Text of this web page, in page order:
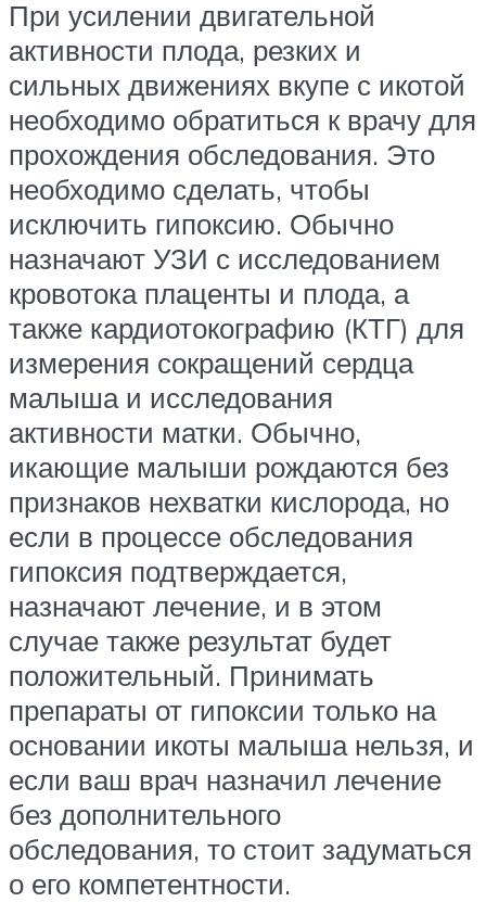
При усилении двигательной
активности плода, резких и
сильных движениях вкупе с икотой
необходимо обратиться к врачу для
прохождения обследования. Это
необходимо сделать, чтобы
исключить гипоксию. Обычно
назначают УЗИ с исследованием
кровотока плаценты и плода, а
также кардиотокографию (КТГ) для
измерения сокращений сердца
малыша и исследования
активности матки. Обычно,
икающие малыши рождаются без
признаков нехватки кислорода, но
если в процессе обследования
гипоксия подтверждается,
назначают лечение, и в этом
случае также результат будет
положительный. Принимать
препараты от гипоксии только на
основании икоты малыша нельзя, и
если ваш врач назначил лечение
без дополнительного
обследования, то стоит задуматься
о его компетентности.